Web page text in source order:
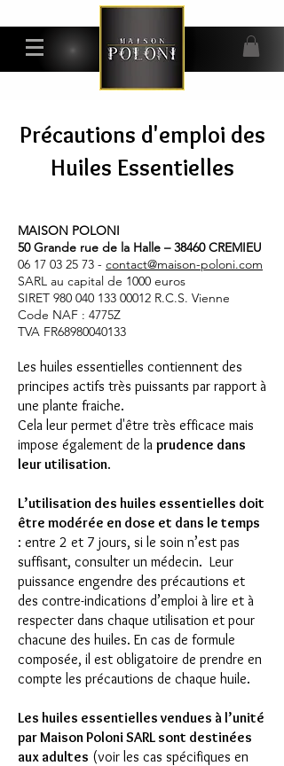
Précautions d'emploi des
Huiles Essentielles
MAISON POLONI
50 Grande rue de la Halle – 38460 CREMIEU
06 17 03 25 73 - contact@maison-poloni.com
SARL au capital de 1000 euros
SIRET 980 040 133 00012 R.C.S. Vienne
Code NAF : 4775Z
TVA FR68980040133
Les huiles essentielles contiennent des
principes actifs très puissants par rapport à
une plante fraiche.
Cela leur permet d'être très efficace mais
impose également de la prudence dans
leur utilisation.
L’utilisation des huiles essentielles doit
être modérée en dose et dans le temps
: entre 2 et 7 jours, si le soin n’est pas
suffisant, consulter un médecin. Leur
puissance engendre des précautions et
des contre-indications d’emploi à lire et à
respecter dans chaque utilisation et pour
chacune des huiles. En cas de formule
composée, il est obligatoire de prendre en
compte les précautions de chaque huile.
Les huiles essentielles vendues à l’unité
par Maison Poloni SARL sont destinées
aux adultes (voir les cas spécifiques en